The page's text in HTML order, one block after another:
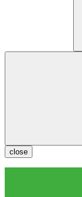
close